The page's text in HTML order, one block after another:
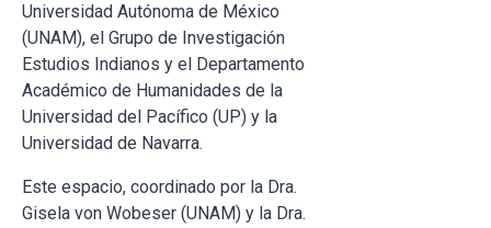
Universidad Autónoma de México
(UNAM), el Grupo de Investigación
Estudios Indianos y el Departamento
Académico de Humanidades de la
Universidad del Pacífico (UP) y la
Universidad de Navarra.
Este espacio, coordinado por la Dra.
Gisela von Wobeser (UNAM) y la Dra.